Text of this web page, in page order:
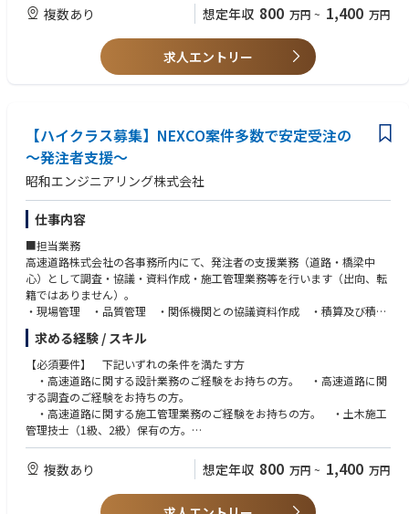
複数あり 想定年収 800 万円 ~ 1,400 万円
求人エントリー
【ハイクラス募集】NEXCO案件多数で安定受注の
～発注者支援～
昭和エンジニアリング株式会社
仕事内容
■担当業務
高速道路株式会社の各事務所内にて、発注者の支援業務（道路・橋梁中
心）として調査・協議・資料作成・施工管理業務等を行います（出向、転
籍ではありません）。
・現場管理 ・品質管理 ・関係機関との協議資料作成 ・積算及び積算
根拠資料作成
※各事業所ごとに更新・補修・新設・耐震補強工事等、担当内容が異なり
ます。
※※※2025.9～1年近くかけて、本社ビルを大規模改修し、働きやすいオ
フィス空間になります※※※
求める経験 / スキル
【必須要件】 下記いずれの条件を満たす方
・高速道路に関する設計業務のご経験をお持ちの方。 ・高速道路に関
する調査のご経験をお持ちの方。
・高速道路に関する施工管理業務のご経験をお持ちの方。 ・土木施工
管理技士（1級、2級）保有の方。
【歓迎要件】 ・技術士・RCCM・コンクリート診断士等の資格をお持ち
の方複数あり 想定年収 800 万円 ~ 1,400 万円